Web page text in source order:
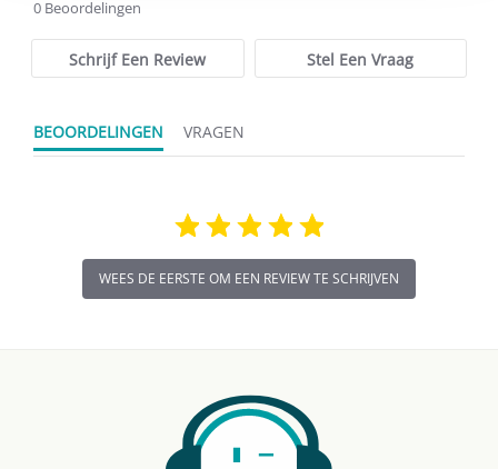
0 Beoordelingen
Schrijf Een Review Stel Een Vraag
BEOORDELINGEN VRAGEN
WEES DE EERSTE OM EEN REVIEW TE SCHRIJVEN